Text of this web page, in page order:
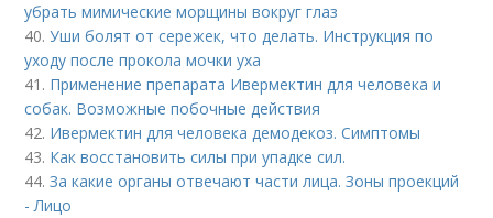
убрать мимические морщины вокруг глаз
40.Уши болят от сережек, что делать. Инструкция по
уходу после прокола мочки уха
41. Применение препарата Ивермектин для человека и
собак. Возможные побочные действия
42. Ивермектин для человека демодекоз. Симптомы
43. Как восстановить силы при упадке сил.
44.За какие органы отвечают части лица. Зоны проекций
- Лицо